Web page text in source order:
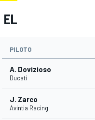
WEC
EL
PILOTO
A. Dovizioso
Ducati
J. Zarco
Avintia Racing